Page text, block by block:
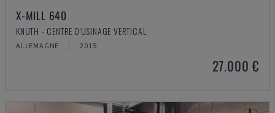
X-MILL 640
KNUTH - CENTRE D'USINAGE VERTICAL
ALLEMAGNE 2015
27.000 €